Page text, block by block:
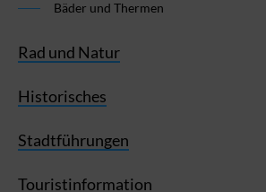
Bäder und Thermen
Rad und Natur
Historisches
Stadtführungen
Touristinformation